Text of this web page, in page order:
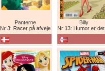
Panterne
Nr 3: Racer på afveje
Billy
Nr 13: Humor er det beste forsvar!